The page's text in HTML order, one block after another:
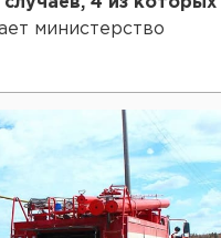
министерство